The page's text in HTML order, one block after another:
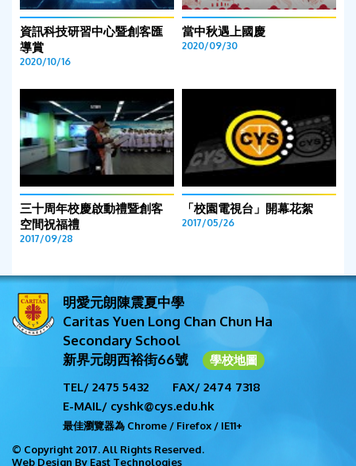
資訊科技研習中心暨創客匯
導賞
2020/10/16
當中秋遇上國慶
2020/09/30
三十周年校慶啟動禮暨創客
空間祝福禮
2017/09/28
「校園電視台」開幕花絮
2017/05/26
明愛元朗陳震夏中學
Caritas Yuen Long Chan Chun Ha
Secondary School
新界元朗西裕街66號
學校地圖
TEL/ 2475 5432
FAX/ 2474 7318
E-MAIL/ cyshk@cys.edu.hk
最佳瀏覽器為 Chrome / Firefox / IE11+
© Copyright 2017. All Rights Reserved.
Web Design By East Technologies